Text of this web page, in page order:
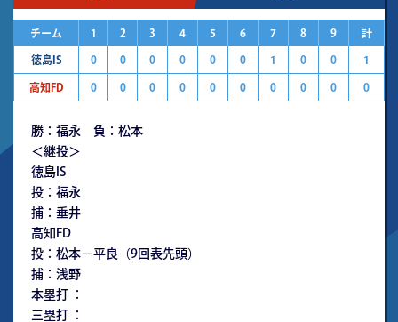
チーム 1 2 3 4 5 6 7 8 9 計
徳島IS 0 0 0 0 0 0 1 0 0 1
高知FD 0 0 0 0 0 0 0 0 0 0
勝：福永 負：松本
＜継投＞
徳島IS
投：福永
捕：垂井
高知FD
投：松本－平良（9回表先頭）
捕：浅野
本塁打 ：
三塁打 ：